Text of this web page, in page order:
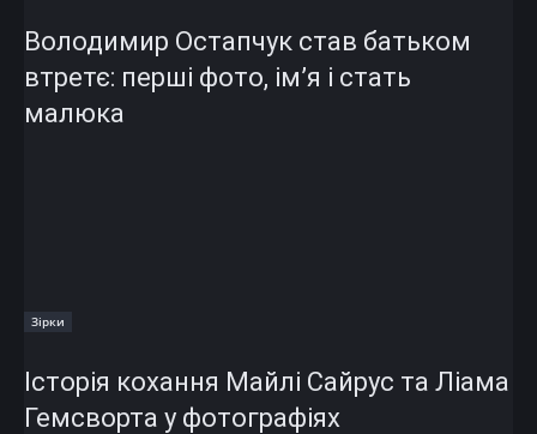
Володимир Остапчук став батьком
втретє: перші фото, ім’я і стать
малюка
Зірки
Історія кохання Майлі Сайрус та Ліама
Гемсворта у фотографіях